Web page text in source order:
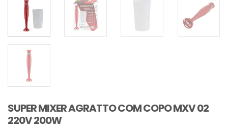
SUPER MIXER AGRATTO COM COPO MXV 02
220V 200W